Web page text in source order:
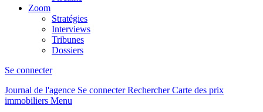
Zoom
Stratégies
Interviews
Tribunes
Dossiers
Se connecter
Journal de l'agence Se connecterRechercher Carte des prix
immobiliers Menu